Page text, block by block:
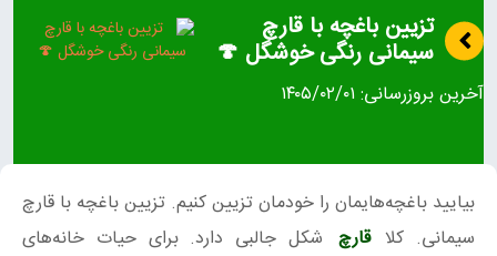
تزیین باغچه با قارچ
سیمانی رنگی خوشگل 🍄
آخرین بروزرسانی: ۱۴۰۵/۰۲/۰۱
بیایید باغچه‌هایمان را خودمان تزیین کنیم. تزیین باغچه با قارچ
سیمانی. کلا قارچ شکل جالبی دارد. برای حیات خانه‌های